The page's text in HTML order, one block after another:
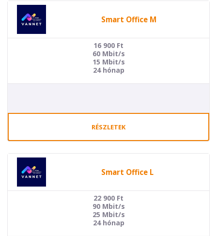
Smart Office M
16 900 Ft
60 Mbit/s
15 Mbit/s
24 hónap
RÉSZLETEK
Smart Office L
22 900 Ft
90 Mbit/s
25 Mbit/s
24 hónap